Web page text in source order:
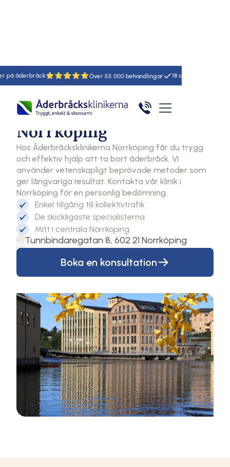
55 18
Klinik
Åderbråcksklinikerna
Norrköping
Hos Åderbråcksklinikerna Norrköping får du trygg
och effektiv hjälp att ta bort åderbråck. Vi
använder vetenskapligt beprövade metoder som
ger långvariga resultat. Kontakta vår klinik i
Norrköping för en personlig bedömning.
Enkel tillgång till kollektivtrafik
De skickligaste specialisterna
Mitt i centrala Nörrköping
Tunnbindaregatan 8, 602 21 Norrköping
Boka en konsultation
Hem Åderbråcksklinikerna Norrköping